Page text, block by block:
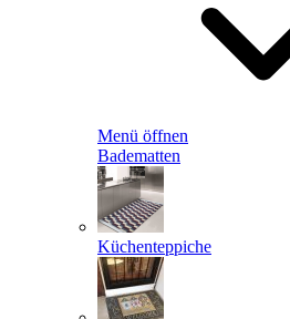
Menü öffnen
Badematten
Küchenteppiche